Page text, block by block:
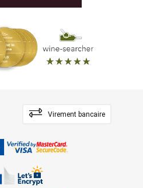
Virement bancaire